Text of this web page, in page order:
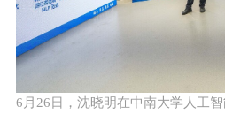
6月26日，沈晓明在中南大学人工智